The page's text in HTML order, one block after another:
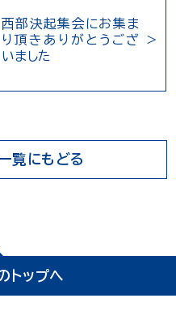
西部決起集会にお集ま
り頂きありがとうござ
いました
覧にもどる
トップへ